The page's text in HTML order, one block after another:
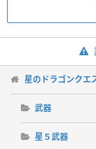
星のドラゴンクエ
武器
星５武器